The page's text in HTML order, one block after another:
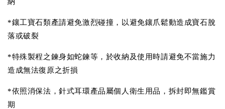
*鑲工寶石類產請避免激烈碰撞，以避免鑲爪鬆動造成寶石脫
落或破裂
*特殊製程之鍊身如蛇鍊等，於收納及使用時請避免不當施力
造成無法復原之折損
*依照消保法，針式耳環產品屬個人衛生用品，拆封即無鑑賞
期